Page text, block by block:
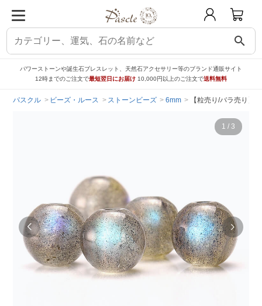
search
パワーストーンや誕生石ブレスレット、天然石アクセサリー等のブランド通販サイト
12時までのご注文で最短翌日にお届け 10,000円以上のご注文で送料無料
パスクル ビーズ・ルース ストーンビーズ 6mm 【粒売り/バラ売り】
1 / 3